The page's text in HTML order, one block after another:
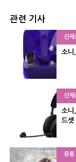
관련 기사
신제
소니
신제
소니
드
유통